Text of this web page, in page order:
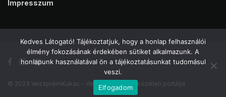
Impresszum
© 2023 VeszprémKukac - Veszprém online közéleti portálja
Kedves Látogató! Tájékoztatjuk, hogy a honlap felhasználói
élmény fokozásának érdekében sütiket alkalmazunk. A
honlapunk használatával ön a tájékoztatásunkat tudomásul
veszi.
Elfogadom